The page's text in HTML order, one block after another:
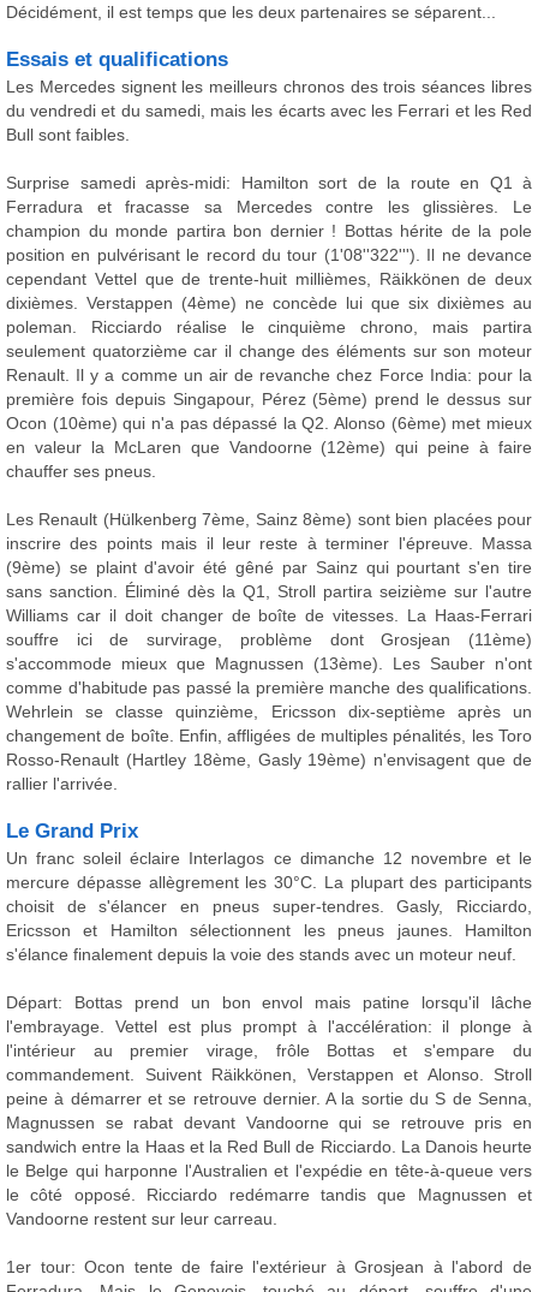
Décidément, il est temps que les deux partenaires se séparent...
Essais et qualifications
Les Mercedes signent les meilleurs chronos des trois séances libres
du vendredi et du samedi, mais les écarts avec les Ferrari et les Red
Bull sont faibles.
Surprise samedi après-midi: Hamilton sort de la route en Q1 à
Ferradura et fracasse sa Mercedes contre les glissières. Le
champion du monde partira bon dernier ! Bottas hérite de la pole
position en pulvérisant le record du tour (1'08''322'''). Il ne devance
cependant Vettel que de trente-huit millièmes, Räikkönen de deux
dixièmes. Verstappen (4ème) ne concède lui que six dixièmes au
poleman. Ricciardo réalise le cinquième chrono, mais partira
seulement quatorzième car il change des éléments sur son moteur
Renault. Il y a comme un air de revanche chez Force India: pour la
première fois depuis Singapour, Pérez (5ème) prend le dessus sur
Ocon (10ème) qui n'a pas dépassé la Q2. Alonso (6ème) met mieux
en valeur la McLaren que Vandoorne (12ème) qui peine à faire
chauffer ses pneus.
Les Renault (Hülkenberg 7ème, Sainz 8ème) sont bien placées pour
inscrire des points mais il leur reste à terminer l'épreuve. Massa
(9ème) se plaint d'avoir été gêné par Sainz qui pourtant s'en tire
sans sanction. Éliminé dès la Q1, Stroll partira seizième sur l'autre
Williams car il doit changer de boîte de vitesses. La Haas-Ferrari
souffre ici de survirage, problème dont Grosjean (11ème)
s'accommode mieux que Magnussen (13ème). Les Sauber n'ont
comme d'habitude pas passé la première manche des qualifications.
Wehrlein se classe quinzième, Ericsson dix-septième après un
changement de boîte. Enfin, affligées de multiples pénalités, les Toro
Rosso-Renault (Hartley 18ème, Gasly 19ème) n'envisagent que de
rallier l'arrivée.
Le Grand Prix
Un franc soleil éclaire Interlagos ce dimanche 12 novembre et le
mercure dépasse allègrement les 30°C. La plupart des participants
choisit de s'élancer en pneus super-tendres. Gasly, Ricciardo,
Ericsson et Hamilton sélectionnent les pneus jaunes. Hamilton
s'élance finalement depuis la voie des stands avec un moteur neuf.
Départ: Bottas prend un bon envol mais patine lorsqu'il lâche
l'embrayage. Vettel est plus prompt à l'accélération: il plonge à
l'intérieur au premier virage, frôle Bottas et s'empare du
commandement. Suivent Räikkönen, Verstappen et Alonso. Stroll
peine à démarrer et se retrouve dernier. A la sortie du S de Senna,
Magnussen se rabat devant Vandoorne qui se retrouve pris en
sandwich entre la Haas et la Red Bull de Ricciardo. La Danois heurte
le Belge qui harponne l'Australien et l'expédie en tête-à-queue vers
le côté opposé. Ricciardo redémarre tandis que Magnussen et
Vandoorne restent sur leur carreau.
1er tour: Ocon tente de faire l'extérieur à Grosjean à l'abord de